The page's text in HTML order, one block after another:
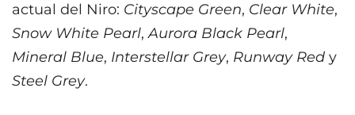
actual del Niro: Cityscape Green, Clear White,
Snow White Pearl,Aurora Black Pearl,
Mineral Blue, Interstellar Grey, Runway Red y
Steel Grey.